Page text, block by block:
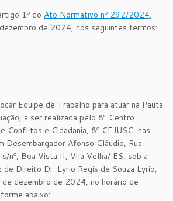
1º do Ato Normativo nº 292/2024,
de 2024, nos seguintes termos:
Equipe de Trabalho para atuar na Pauta
a ser realizada pelo 8º Centro
Conflitos e Cidadania, 8º CEJUSC, nas
Desembargador Afonso Cláudio, Rua
nº, Boa Vista II, Vila Velha/ ES, sob a
de Direito Dr. Lyrio Regis de Souza Lyrio,
dezembro de 2024, no horário de
abaixo: